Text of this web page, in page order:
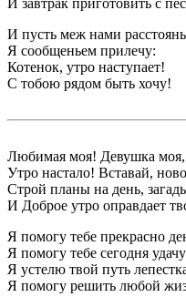
И завтрак приготовить с
И пусть меж нами
Я сообщеньем прилечу:
Котенок, утро наступает!
С тобою рядом быть хочу!
Любимая моя! Девушка
Утро настало! Вставай,
Строй планы на день,
И Доброе утро оправдает
Я помогу тебе прекрасно
Я помогу тебе сегодня
Я устелю твой путь
Я помогу решить любой